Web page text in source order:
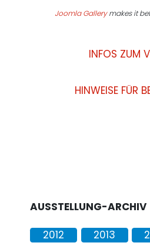
Joomla Gallerymakes it
INFOS ZUM
HINWEISE FÜR
AUSSTELLUNG-ARCHIV
2012
2013